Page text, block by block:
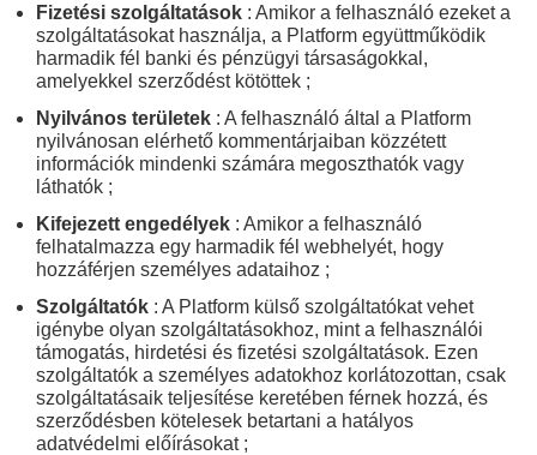
Fizetési szolgáltatások : Amikor a felhasználó ezeket a
szolgáltatásokat használja, a Platform együttműködik
harmadik fél banki és pénzügyi társaságokkal,
amelyekkel szerződést kötöttek ;
Nyilvános területek : A felhasználó által a Platform
nyilvánosan elérhető kommentárjaiban közzétett
információk mindenki számára megoszthatók vagy
láthatók ;
Kifejezett engedélyek : Amikor a felhasználó
felhatalmazza egy harmadik fél webhelyét, hogy
hozzáférjen személyes adataihoz ;
Szolgáltatók : A Platform külső szolgáltatókat vehet
igénybe olyan szolgáltatásokhoz, mint a felhasználói
támogatás, hirdetési és fizetési szolgáltatások. Ezen
szolgáltatók a személyes adatokhoz korlátozottan, csak
szolgáltatásaik teljesítése keretében férnek hozzá, és
szerződésben kötelesek betartani a hatályos
adatvédelmi előírásokat ;